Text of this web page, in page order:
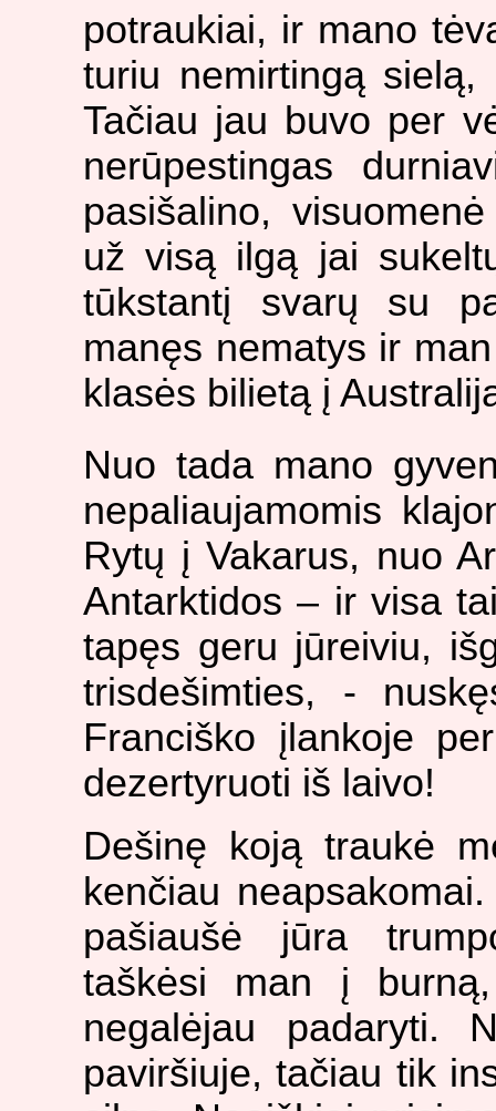
potraukiai, ir mano
turiu nemirtingą
Tačiau jau buvo per
nerūpestingas
pasišalino,
už visą ilgą jai
tūkstantį svarų su
manęs nematys ir
klasės bilietą į
Nuo tada mano
nepaliaujamomis
Rytų į Vakarus, nuo
Antarktidos – ir visa
tapęs geru jūreiviu,
trisdešimties, -
Franciško įlankoje
dezertyruoti iš laivo!
Dešinę koją traukė
kenčiau
pašiaušė jūra
taškėsi man į
negalėjau padaryti.
paviršiuje, tačiau tik